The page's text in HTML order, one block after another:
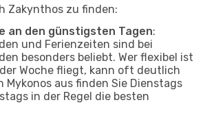
Zakynthos zu finden:
an den günstigsten Tagen:
und Ferienzeiten sind bei
besonders beliebt. Wer flexibel ist
Woche fliegt, kann oft deutlich
Mykonos aus finden Sie Dienstags
in der Regel die besten